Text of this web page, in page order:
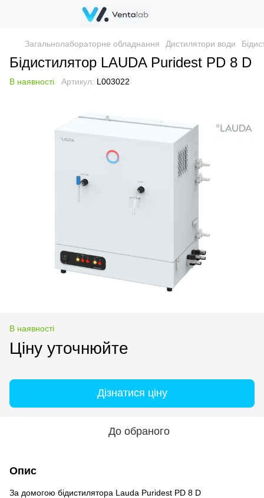
Загальнолабораторне обладнання Дистилятори води
Бідистилятор LAUDA Puridest PD 8 D
В наявності Артикул: L003022
В наявності
Ціну уточнюйте
Дізнатися ціну
До обраного
Опис
За домогою бідистилятора Lauda Puridest PD 8 D